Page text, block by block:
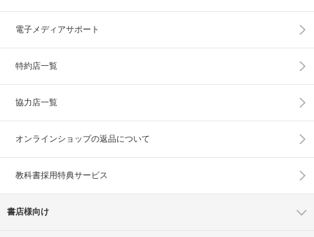
電子メディアサポート
特約店一覧
協力店一覧
オンラインショップの返品について
教科書採用特典サービス
書店様向け